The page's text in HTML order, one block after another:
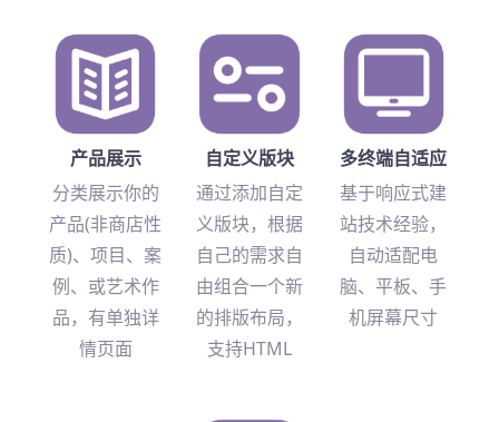
产品展示
分类展示你的
产品(非商店性
质)、项目、案
例、或艺术作
品，有单独详
情页面
自定义版块
通过添加自定
义版块，根据
自己的需求自
由组合一个新
的排版布局，
支持HTML
多终端自适应
基于响应式建
站技术经验，
自动适配电
脑、平板、手
机屏幕尺寸